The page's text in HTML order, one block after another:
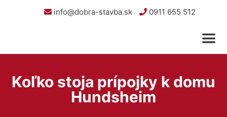
info@dobra-stavba.sk 0911 655 512
Koľko stoja prípojky k domu
Hundsheim